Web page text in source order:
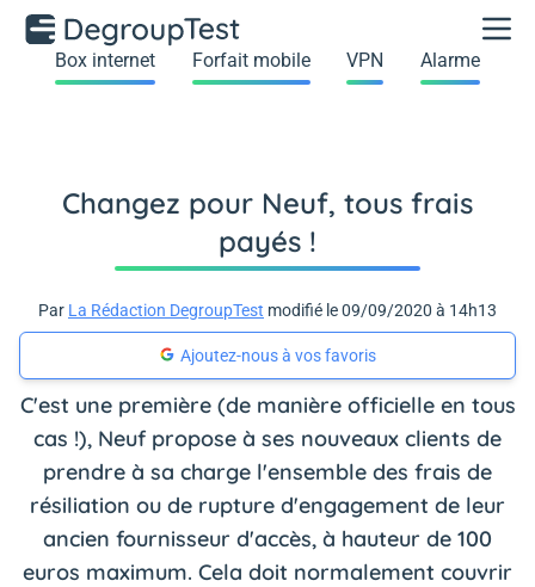
Box internet Forfait mobile VPN Alarme
Changez pour Neuf, tous frais
payés !
Par La Rédaction DegroupTest modifié le 09/09/2020 à 14h13
Ajoutez-nous à vos favoris
C'est une première (de manière officielle en tous
cas !), Neuf propose à ses nouveaux clients de
prendre à sa charge l'ensemble des frais de
résiliation ou de rupture d'engagement de leur
ancien fournisseur d'accès, à hauteur de 100
euros maximum. Cela doit normalement couvrir